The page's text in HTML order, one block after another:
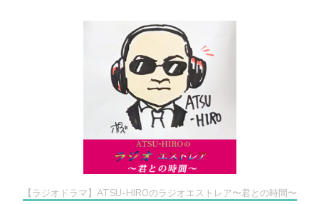
【ラジオドラマ】ATSU-HIROのラジオエストレア〜君との時間〜